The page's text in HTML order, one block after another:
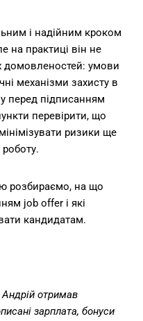
і надійним кроком
на практиці він не
домовленостей: умови
механізми захисту в
перед підписанням
перевірити, що
ризики ще
розбираємо, на що
job offer і які
кандидатам.
Андрій отримав
зарплата, бонуси